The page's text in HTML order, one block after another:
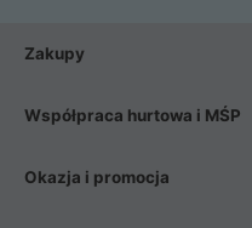
Zakupy
Współpraca hurtowa i MŚP
Okazja i promocja